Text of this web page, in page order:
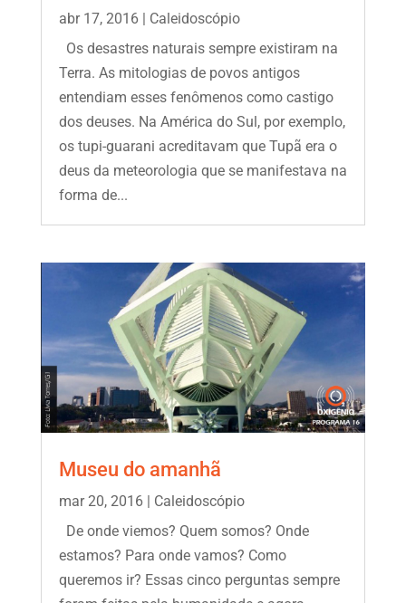
abr 17, 2016| Caleidoscópio
Os desastres naturais sempre existiram na
Terra. As mitologias de povos antigos
entendiam esses fenômenos como castigo
dos deuses. Na América do Sul, por exemplo,
os tupi-guarani acreditavam que Tupã era o
deus da meteorologia que se manifestava na
forma de...
Museu do amanhã
mar 20, 2016| Caleidoscópio
De onde viemos? Quem somos? Onde
estamos? Para onde vamos? Como
queremos ir? Essas cinco perguntas sempre